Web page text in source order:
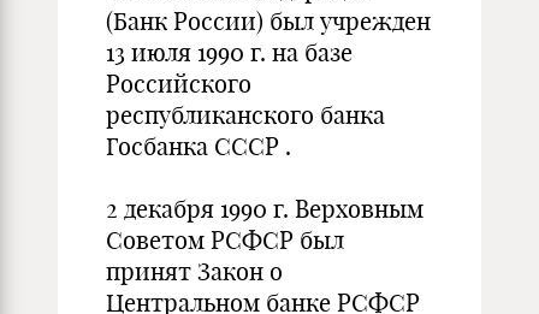
(Банк России) был учрежден
13 июля 1990 г. на базе
Российского
республиканского банка
Госбанка СССР .
2 декабря 1990 г. Верховным
Советом РСФСР был
принят Закон о
Центральном банке РСФСР